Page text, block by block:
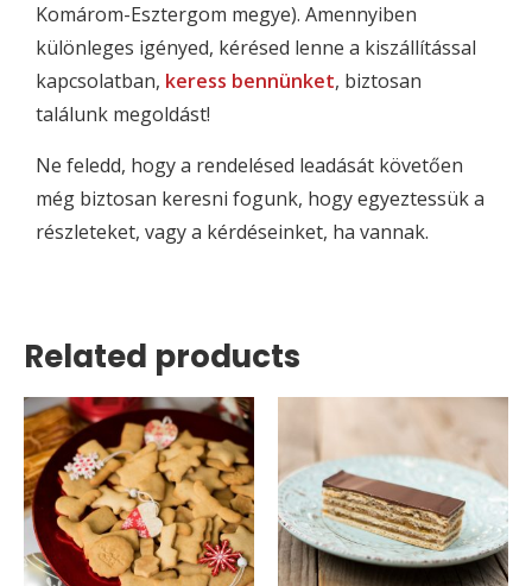
Komárom-Esztergom megye). Amennyiben
különleges igényed, kérésed lenne a kiszállítással
kapcsolatban, keress bennünket, biztosan
találunk megoldást!
Ne feledd, hogy a rendelésed leadását követően
még biztosan keresni fogunk, hogy egyeztessük a
részleteket, vagy a kérdéseinket, ha vannak.
Related products